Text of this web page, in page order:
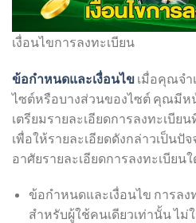
เงื่อนไขการลงทะเบียน
ข้อกำหนดและเงื่อนไข เมื่อคุณจำ
ไซต์หรือบางส่วนของไซต์ คุณมีห
เตรียมรายละเอียดการลงทะเบีย
เพื่อให้รายละเอียดดังกล่าวเป็นปั
อาศัยรายละเอียดการลงทะเบียน
ข้อกำหนดและเงื่อนไข การลง
สำหรับผู้ใช้คนเดียวเท่านั้น ไ